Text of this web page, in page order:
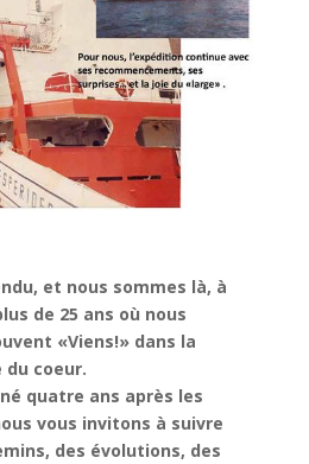
et nous sommes là, à
de 25 ans où nous
«Viens!» dans la
coeur.
quatre ans après les
vous invitons à suivre
des évolutions, des